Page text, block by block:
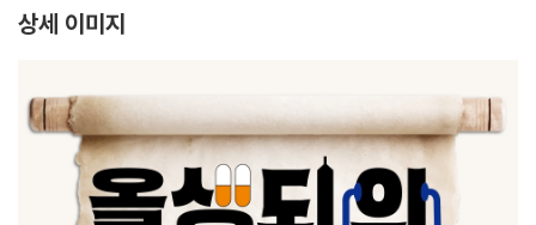
상세 이미지